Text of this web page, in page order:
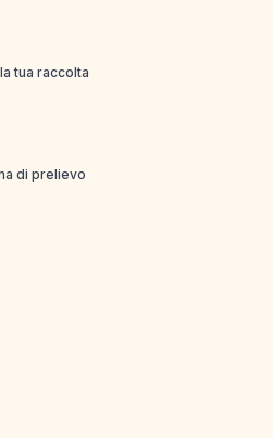
tua raccolta
di prelievo